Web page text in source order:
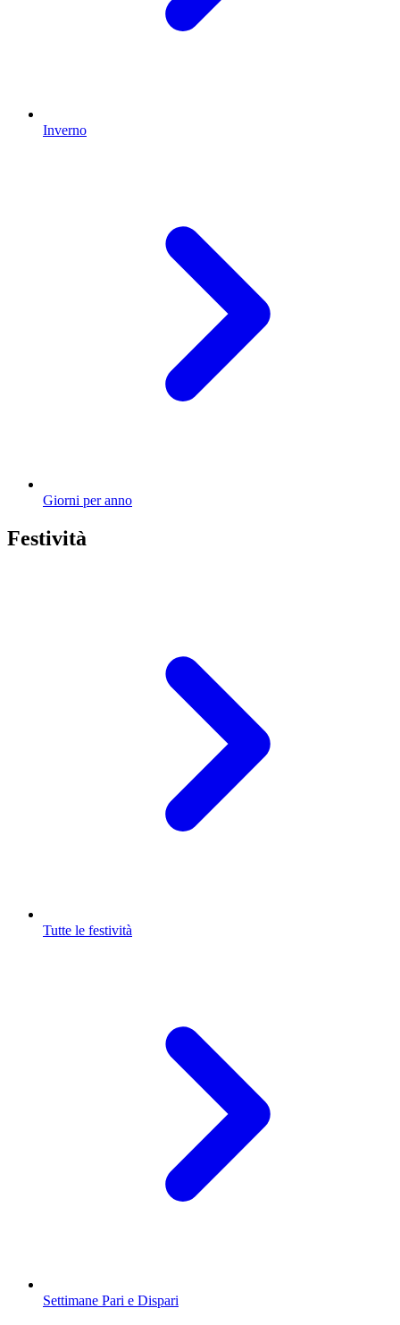
Inverno
Giorni per anno
Festività
Tutte le festività
Settimane Pari e Dispari